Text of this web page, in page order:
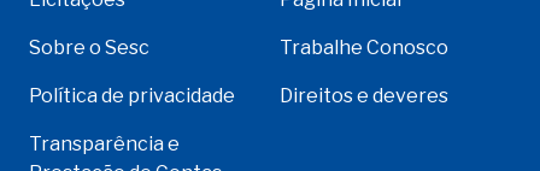
Sobre o Sesc Trabalhe Conosco
Política de privacidade Direitos e deveres
Transparência e